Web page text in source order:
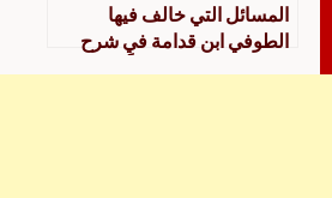
المسائل التي خالف فيها
الطوفي ابن قدامة في شرح